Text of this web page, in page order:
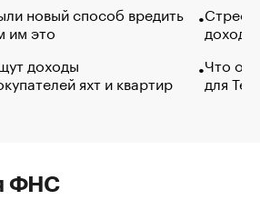
новый способ вредить
им это
доходы
яхт и квартир
Что
для
ФНС